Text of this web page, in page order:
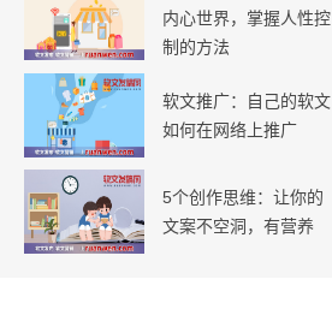
内心世界，掌握人性控
制的方法
软文推广：自己的软文
如何在网络上推广
5个创作思维：让你的
文案不空洞，有营养